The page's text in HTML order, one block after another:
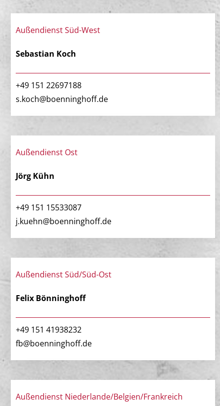
Außendienst Süd-West
Sebastian Koch
+49 151 22697188
s.koch@boenninghoff.de
Außendienst Ost
Jörg Kühn
+49 151 15533087
j.kuehn@boenninghoff.de
Außendienst Süd/Süd-Ost
Felix Bönninghoff
+49 151 41938232
fb@boenninghoff.de
Außendienst Niederlande/Belgien/Frankreich